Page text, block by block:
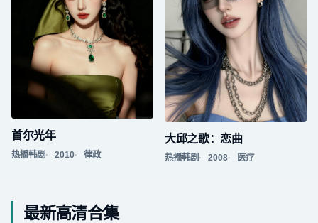
首尔光年
热播韩剧 2010 律政
大邱之歌：恋曲
热播韩剧 2008 医疗
最新高清合集